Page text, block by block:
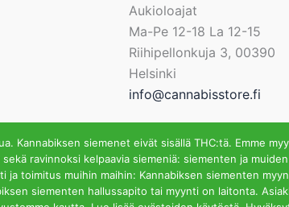
Aukioloajat
Ma-Pe 12-18 La 12-15
Riihipellonkuja 3, 00390
Helsinki
info@cannabisstore.fi
Siemeniä Verkkokaupasta ja
Kannabiksen siemenet eivät sisällä THC:tä. Emme
ravinnoksi kelpaavia siemeniä: siementen ja
toimitus muihin maihin: Kannabiksen siementen
siementen hallussapito tai myynti on laitonta.